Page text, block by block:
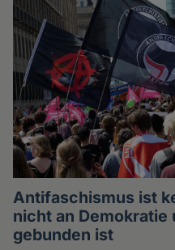
Antifaschismus ist
nicht an Demokratie
gebunden ist